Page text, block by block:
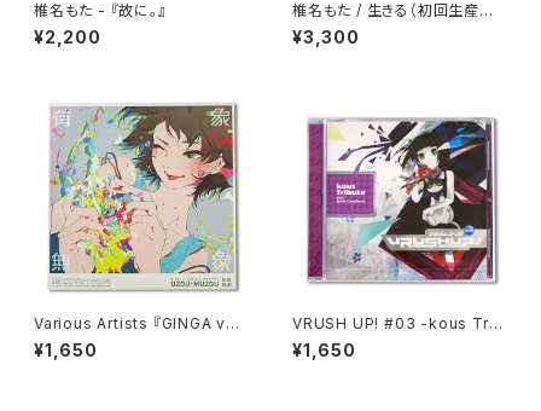
椎名もた - 『故に。』
¥2,200
椎名もた / 生きる（初回生産限
定盤）
¥3,300
Various Artists 『GINGA vs
U/M/A/A presents “有象無
象”』
¥1,650
VRUSH UP! #03 -kous Trib
ute-
¥1,650